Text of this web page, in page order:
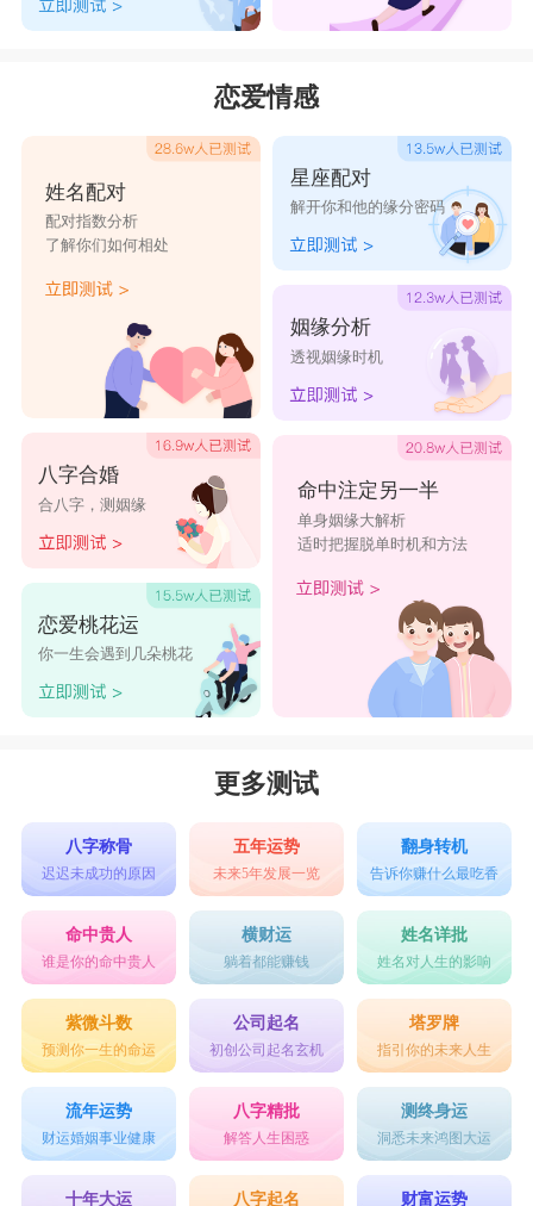
恋爱情感
姓名配对
配对指数分析
了解你们如何相处
八字合婚
合八字，测姻缘
恋爱桃花运
你一生会遇到几朵桃花
星座配对
解开你和他的缘分密码
姻缘分析
透视姻缘时机
命中注定另一半
单身姻缘大解析
适时把握脱单时机和方法
更多测试
八字称骨
迟迟未成功的原因
五年运势
未来5年发展一览
翻身转机
告诉你赚什么最吃香
命中贵人
谁是你的命中贵人
横财运
躺着都能赚钱
姓名详批
姓名对人生的影响
紫微斗数
预测你一生的命运
公司起名
初创公司起名玄机
塔罗牌
指引你的未来人生
流年运势
财运婚姻事业健康
八字精批
解答人生困惑
测终身运
洞悉未来鸿图大运
十年大运 八字起名 财富运势